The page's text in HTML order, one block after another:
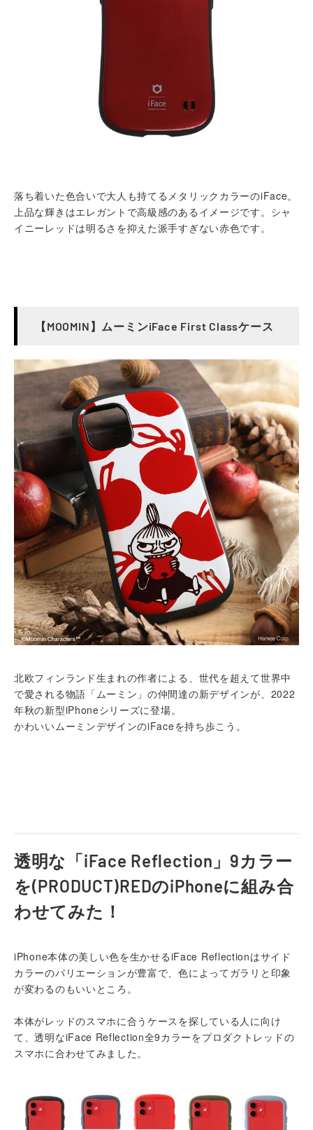
落ち着いた色合いで大人も持てるメタリックカラーのiFace。
上品な輝きはエレガントで高級感のあるイメージです。シャ
イニーレッドは明るさを抑えた派手すぎない赤色です。
【MOOMIN】ムーミンiFace First Classケース
北欧フィンランド生まれの作者による、世代を超えて世界中
で愛される物語「ムーミン」の仲間達の新デザインが、2022
年秋の新型iPhoneシリーズに登場。
かわいいムーミンデザインのiFaceを持ち歩こう。
透明な「iFace Reflection」9カラー
を(PRODUCT)REDのiPhoneに組み合
わせてみた！
iPhone本体の美しい色を生かせるiFace Reflectionはサイド
カラーのバリエーションが豊富で、色によってガラリと印象
が変わるのもいいところ。
本体がレッドのスマホに合うケースを探している人に向け
て、透明なiFace Reflection全9カラーをプロダクトレッドの
スマホに合わせてみました。